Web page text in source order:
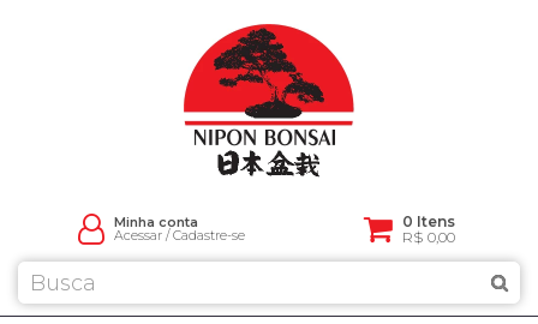
Minha conta
Acessar/Cadastre-se
0 Itens
R$ 0,00